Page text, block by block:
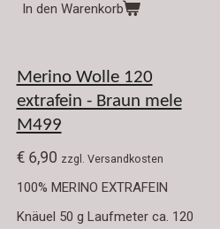
In den Warenkorb
Merino Wolle 120
extrafein - Braun mele
M499
€ 6,90 zzgl. Versandkosten
100% MERINO EXTRAFEIN
Knäuel 50 g Laufmeter ca. 120